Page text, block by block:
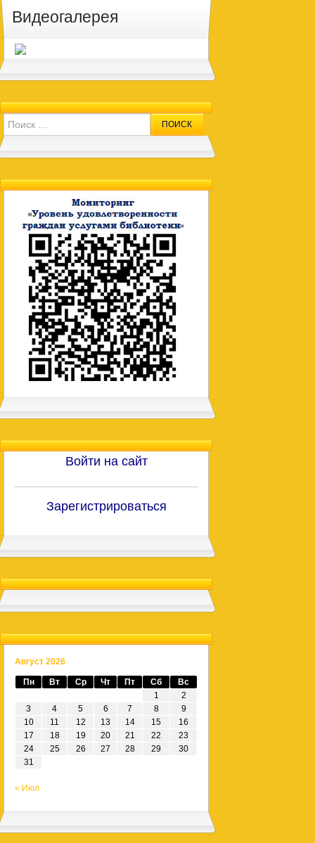
Видеогалерея
Search for:
Войти на сайт
Зарегистрироваться
Август 2026
Пн Вт Ср Чт Пт Сб
Вс
1
2
3
4 5 6 7 8
9
10
11 12 13 14 15
16
17
18 19 20 21 22
23
24
25 26 27 28 29
30
31
« Июл